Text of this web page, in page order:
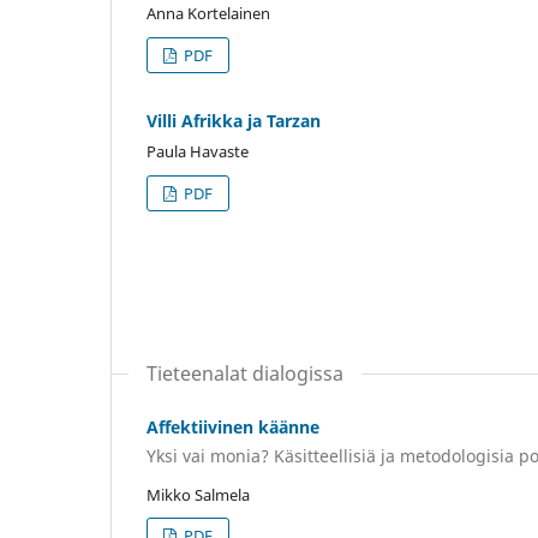
Anna Kortelainen
PDF
Villi Afrikka ja Tarzan
Paula Havaste
PDF
Tieteenalat dialogissa
Affektiivinen käänne
Yksi vai monia? Käsitteellisiä ja metodologisia
Mikko Salmela